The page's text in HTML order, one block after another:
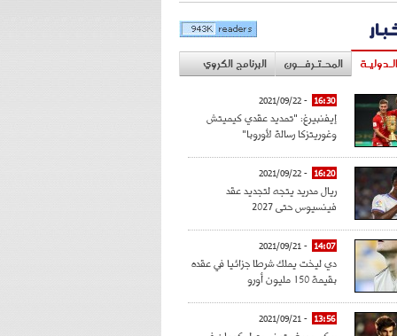
المحـتـرفــون البرنامج الكروي
16:30
- 2021/09/22
إيفنبيرغ: "تمديد عقدي كيميتش
وغوريتزكا رسالة لأوروبا"
16:20
- 2021/09/22
ريال مدريد يتجه لتجديد عقد
فينسيوس حتى 2027
14:07
- 2021/09/21
دي ليخت يملك شرطا جزائيا في عقده
بقيمة 150 مليون أورو
13:56
- 2021/09/21